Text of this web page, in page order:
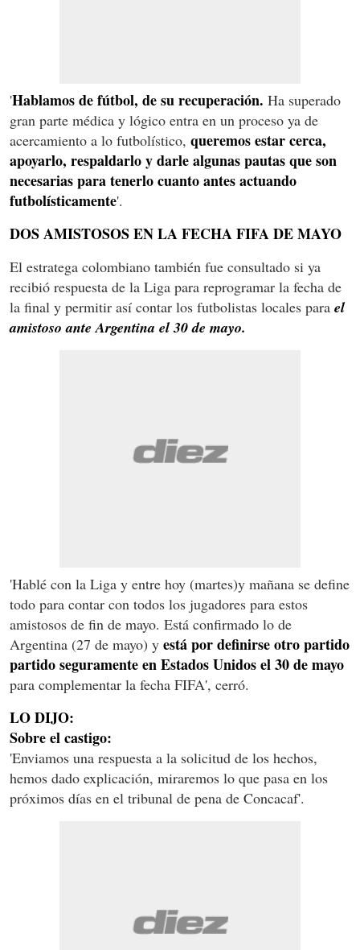
'Hablamos de fútbol, de su recuperación. Ha superado
gran parte médica y lógico entra en un proceso ya de
acercamiento a lo futbolístico, queremos estar cerca,
apoyarlo, respaldarlo y darle algunas pautas que son
necesarias para tenerlo cuanto antes actuando
futbolísticamente'.
DOS AMISTOSOS EN LA FECHA FIFA DE MAYO
El estratega colombiano también fue consultado si ya
recibió respuesta de la Liga para reprogramar la fecha de
la final y permitir así contar los futbolistas locales para el
amistoso ante Argentina el 30 de mayo.
'Hablé con la Liga y entre hoy (martes)y mañana se define
todo para contar con todos los jugadores para estos
amistosos de fin de mayo. Está confirmado lo de
Argentina (27 de mayo) y está por definirse otro partido
partido seguramente en Estados Unidos el 30 de mayo
para complementar la fecha FIFA', cerró.
LO DIJO:
Sobre el castigo:
'Enviamos una respuesta a la solicitud de los hechos,
hemos dado explicación, miraremos lo que pasa en los
próximos días en el tribunal de pena de Concacaf'.